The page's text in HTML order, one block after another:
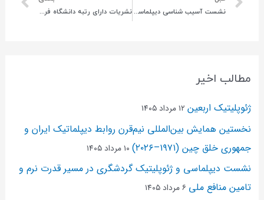
نشست آسیب شناسی دیپلماسی گردشگری در ایران (با رویکرد بررسی چالشها و آینده پژوهی) نشریات دارای رتبه دانشگاه فرهنگیان
مطالب اخیر
ژئوپلیتیک اربعین ۱۲ مرداد ۱۴۰۵
نخستین همایش بین‌المللی نیم‌قرن روابط دیپلماتیک ایران و
جمهوری خلق چین (۱۹۷۱–۲۰۲۶)
۱۰ مرداد ۱۴۰۵
نشست دیپلماسی و ژئو‌پلیتیک گردشگری در مسیر قدرت نرم و
تامین منافع ملی ۶ مرداد ۱۴۰۵